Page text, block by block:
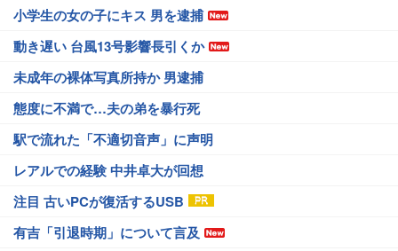
小学生の女の子にキス 男を逮捕
動き遅い 台風13号影響長引くか
未成年の裸体写真所持か 男逮捕
態度に不満で…夫の弟を暴行死
駅で流れた「不適切音声」に声明
レアルでの経験 中井卓大が回想
注目 古いPCが復活するUSB
有吉「引退時期」について言及